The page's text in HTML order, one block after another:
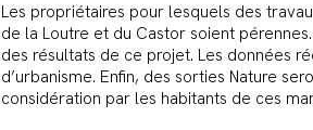
Les propriétaires pour lesquels des
de la Loutre et du Castor soient
des résultats de ce projet. Les données
d’urbanisme. Enfin, des sorties Nature
considération par les habitants de ces